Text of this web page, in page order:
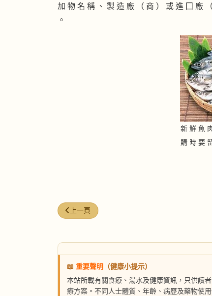
加 物 名 稱 、 製 造 廠 （ 商 ） 或 進 囗 廠
。
新 鮮 魚
購 時 要
上一篇文章: 焗爐烤肉法
上一頁
📖 重要聲明
（健康小提示）
本站所載有關食療、湯水及健康資訊，只供讀
療方案。不同人士體質、年齡、病歷及藥物使